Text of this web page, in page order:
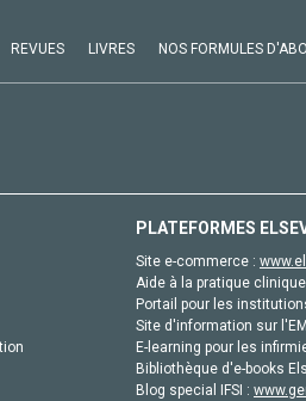
REVUES LIVRES NOS FORMULES
PLATEFORMES
Site e-commerce :
Aide à la pratique
Portail pour les
Site d'information sur
E-learning pour les
Bibliothèque d'e-books
Blog special IFSI :